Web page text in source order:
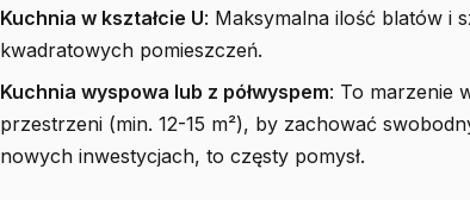
Kuchnia w kształcie U: Maksymalna ilość blatów i
kwadratowych pomieszczeń.
Kuchnia wyspowa lub z półwyspem: To marzenie
przestrzeni (min. 12-15 m²), by zachować
nowych inwestycjach, to częsty pomysł.